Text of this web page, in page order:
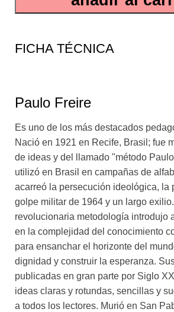
algo que se constituye en la historia
somos seres finitos, inconclusos,
la educación ocupa un puesto crucial,
autor de Pedagogía del oprimido
páginas la importancia de la
surgimiento de auténticos
entre educación y participación
protagonismo de la responsabilidad
criticar.
Sin falsa modestia, reconocía que se
si estos textos lograban mover a los
lectoras hacia una comprensión
educación; confiamos en que, en la
de hoy, su apuesta por comprender y
realidad –por reinventarla– mantiene
FICHA TÉCNICA
Paulo Freire
Es uno de los más destacados
Nació en 1921 en Recife, Brasil; fue
de ideas y del llamado "método
utilizó en Brasil en campañas de
acarreó la persecución ideológica, la
golpe militar de 1964 y un largo
revolucionaria metodología introdujo
en la complejidad del conocimiento
para ensanchar el horizonte del
dignidad y construir la esperanza.
publicadas en gran parte por Siglo
ideas claras y rotundas, sencillas y
a todos los lectores. Murió en San